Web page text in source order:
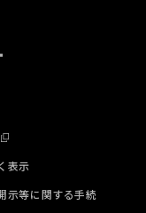
表示
示等に関する手続